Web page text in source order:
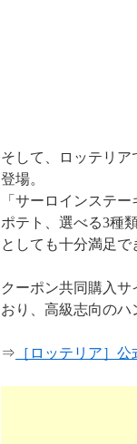
そして、ロッテリア
登場。
「サーロインステ
ポテト、選べる3種
としても十分満足で
クーポン共同購入
おり、高級志向のハ
⇒ ［ロッテリア］公